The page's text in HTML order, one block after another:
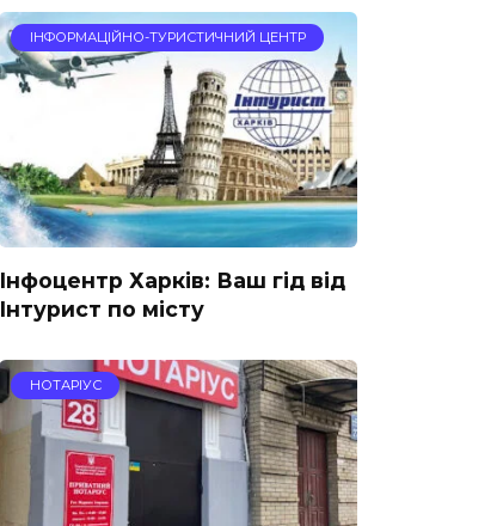
ІНФОРМАЦІЙНО-ТУРИСТИЧНИЙ ЦЕНТР
Інфоцентр Харків: Ваш гід від
Інтурист по місту
НОТАРІУС